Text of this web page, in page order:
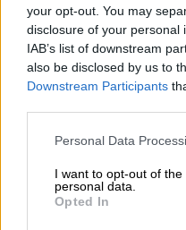
your opt-out. You may
disclosure of your personal
IAB’s list of downstream
also be disclosed by us to
Downstream Participants
Personal Data
I want to opt-out of
personal data.
Opted In
La dimensión social
tenido por primera
esta COP25. Las
reflejado que en el
crisis climática
prosperidad basado
El texto recoge el
transición hacia un